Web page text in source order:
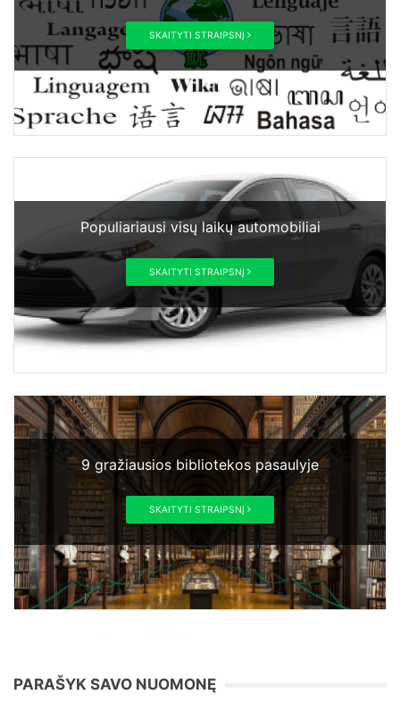
SKAITYTI STRAIPSNĮ
Populiariausi visų laikų automobiliai
SKAITYTI STRAIPSNĮ
9 gražiausios bibliotekos pasaulyje
SKAITYTI STRAIPSNĮ
PARAŠYK SAVO NUOMONĘ